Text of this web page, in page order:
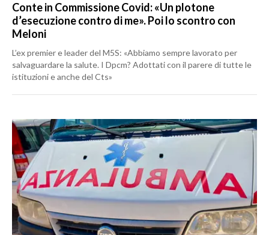
Conte in Commissione Covid: «Un plotone
d’esecuzione contro di me». Poi lo scontro con
Meloni
L’ex premier e leader del M5S: «Abbiamo sempre lavorato per
salvaguardare la salute. I Dpcm? Adottati con il parere di tutte le
istituzioni e anche del Cts»